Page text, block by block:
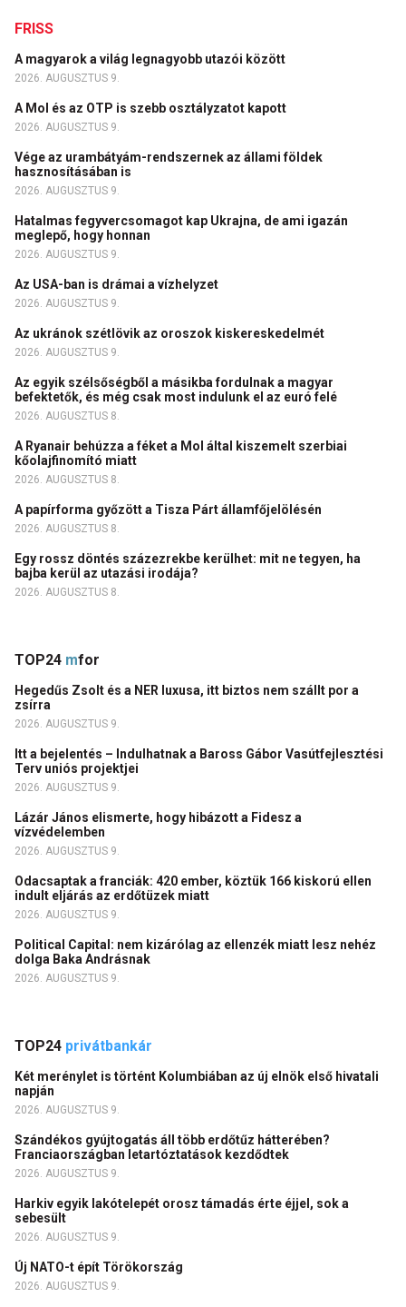
FRISS
A magyarok a világ legnagyobb utazói között
2026. AUGUSZTUS 9.
A Mol és az OTP is szebb osztályzatot kapott
2026. AUGUSZTUS 9.
Vége az urambátyám-rendszernek az állami földek
hasznosításában is
2026. AUGUSZTUS 9.
Hatalmas fegyvercsomagot kap Ukrajna, de ami igazán
meglepő, hogy honnan
2026. AUGUSZTUS 9.
Az USA-ban is drámai a vízhelyzet
2026. AUGUSZTUS 9.
Az ukránok szétlövik az oroszok kiskereskedelmét
2026. AUGUSZTUS 9.
Az egyik szélsőségből a másikba fordulnak a magyar
befektetők, és még csak most indulunk el az euró felé
2026. AUGUSZTUS 8.
A Ryanair behúzza a féket a Mol által kiszemelt szerbiai
kőolajfinomító miatt
2026. AUGUSZTUS 8.
A papírforma győzött a Tisza Párt államfőjelölésén
2026. AUGUSZTUS 8.
Egy rossz döntés százezrekbe kerülhet: mit ne tegyen, ha
bajba kerül az utazási irodája?
2026. AUGUSZTUS 8.
TOP24 mfor
Hegedűs Zsolt és a NER luxusa, itt biztos nem szállt por a
zsírra
2026. AUGUSZTUS 9.
Itt a bejelentés – Indulhatnak a Baross Gábor Vasútfejlesztési
Terv uniós projektjei
2026. AUGUSZTUS 9.
Lázár János elismerte, hogy hibázott a Fidesz a
vízvédelemben
2026. AUGUSZTUS 9.
Odacsaptak a franciák: 420 ember, köztük 166 kiskorú ellen
indult eljárás az erdőtüzek miatt
2026. AUGUSZTUS 9.
Political Capital: nem kizárólag az ellenzék miatt lesz nehéz
dolga Baka Andrásnak
2026. AUGUSZTUS 9.
TOP24 privátbankár
Két merénylet is történt Kolumbiában az új elnök első hivatali
napján
2026. AUGUSZTUS 9.
Szándékos gyújtogatás áll több erdőtűz hátterében?
Franciaországban letartóztatások kezdődtek
2026. AUGUSZTUS 9.
Harkiv egyik lakótelepét orosz támadás érte éjjel, sok a
sebesült
2026. AUGUSZTUS 9.
Új NATO-t épít Törökország
2026. AUGUSZTUS 9.